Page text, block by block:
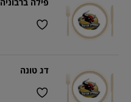
דג טונה